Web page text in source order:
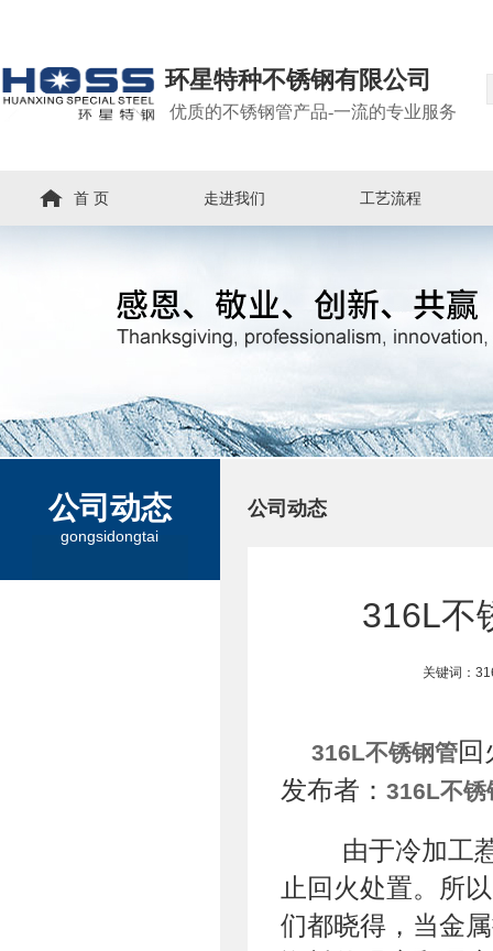
环星特种不锈钢有限公司
优质的不锈钢管产品-一流的专业服务
首 页 走进我们 工艺流程
公司动态
gongsidongtai
公司动态
316L不
关键词：
316L不锈钢管
发布者： 316L不锈
由于冷加工
止回火处置。所
们都晓得，当金